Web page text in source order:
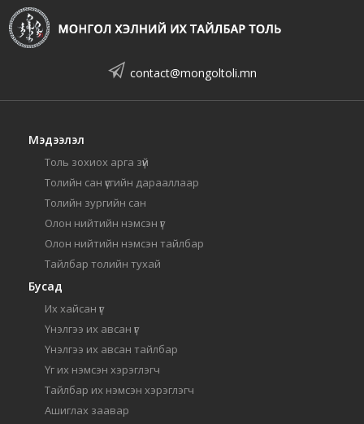
contact@mongoltoli.mn
Мэдээлэл
Толь зохиох арга зүй
Толийн сан үсгийн дарааллаар
Толийн зургийн сан
Олон нийтийн нэмсэн үг
Олон нийтийн нэмсэн тайлбар
Тайлбар толийн тухай
Бусад
Их хайсан үг
Үнэлгээ их авсан үг
Үнэлгээ их авсан тайлбар
Үг их нэмсэн хэрэглэгч
Тайлбар их нэмсэн хэрэглэгч
Ашиглах заавар